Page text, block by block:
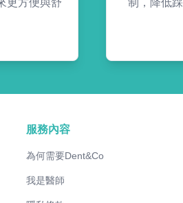
更方便與舒
制，降低
服務內容
為何需要Dent&Co
我是醫師